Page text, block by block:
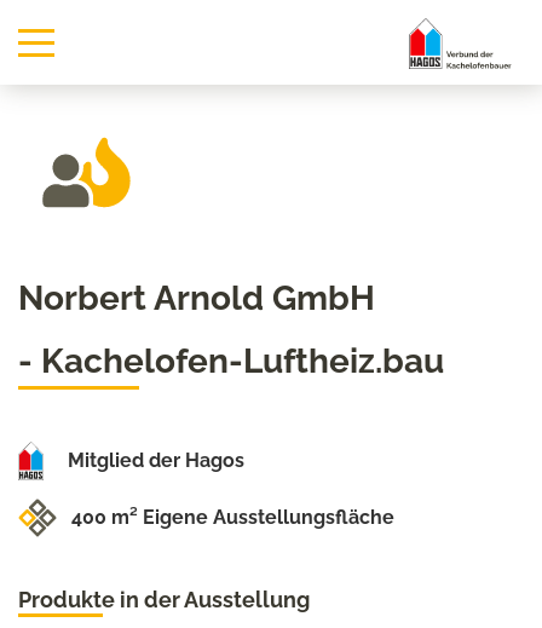
Norbert Arnold GmbH
- Kachelofen-Luftheiz.bau
Mitglied der Hagos
400 m² Eigene Ausstellungsfläche
Produkte in der Ausstellung